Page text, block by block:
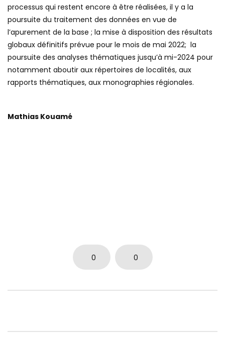
processus qui restent encore à être réalisées, il y a la
poursuite du traitement des données en vue de
l’apurement de la base ; la mise à disposition des résultats
globaux définitifs prévue pour le mois de mai 2022; la
poursuite des analyses thématiques jusqu’à mi-2024 pour
notamment aboutir aux répertoires de localités, aux
rapports thématiques, aux monographies régionales.
Mathias Kouamé
0 0